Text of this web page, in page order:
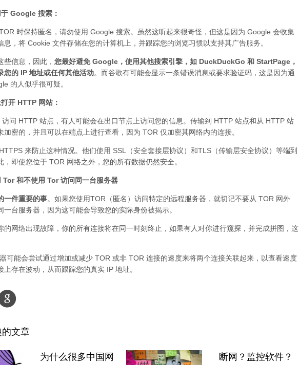
Google 搜索：
时保持匿名，请勿使用 Google 搜索。虽然这听起来很奇怪，但这是因为 Google 会收集
息，将 Cookie 文件存储在您的计算机上，并跟踪您的浏览习惯以支持其广告服务。
些信息，因此， 您最好避免 Google，使用其他搜索引擎，如 DuckDuckGo 和 StartPage，
您的 IP 地址或任何其他活动。而谷歌有可能会显示一条错误消息或要求验证码，这是因为通
的人似乎很可疑。
开 HTTP 网站：
问 HTTP 站点，有人可能会在出口节点上访问您的信息。传输到 HTTP 站点和从 HTTP 站
加密的，并且可以在端点上进行查看，因为 TOR 仅加密其网络内的连接。
来防止这种情况。他们使用 SSL（安全套接层协议）和TLS（传输层安全协议）等端到
，即使您位于 TOR 网络之外，您的所有数据仍然安全。
Tor 和不使用 Tor 访问同一台服务器
一件重要的事。如果您使用TOR（匿名）访问特定的远程服务器，就切记不要从 TOR 网外
一台服务器，因为这可能会导致您的实际身份被揭示。
的网络出现故障，你的所有连接将在同一时刻终止，如果有人对你进行窥探，并完成拼图，这
可能会尝试通过增加或减少 TOR 或非 TOR 连接的速度来将两个连接关联起来，以查看速度
上存在波动，从而跟踪您的真实 IP 地址。
文章
为什么很多中国网
断网？监控软件？